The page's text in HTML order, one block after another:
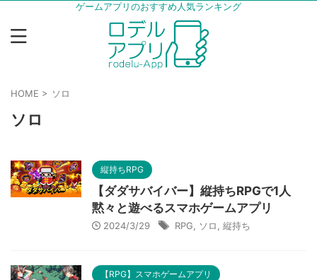
ゲームアプリのおすすめ人気ランキング
HOME > ソロ
ソロ
縦持ちRPG
【ダダサバイバー】縦持ちRPGで1人
黙々と遊べるスマホゲームアプリ
2024/3/29 RPG ソロ 縦持ち
【RPG】スマホゲームアプリ